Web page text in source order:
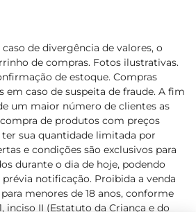
de divergência de valores, o
de compras. Fotos ilustrativas.
de estoque. Compras
em caso de suspeita de fraude. A fim
um maior número de clientes as
de produtos com preços
sua quantidade limitada por
e condições são exclusivos para
durante o dia de hoje, podendo
notificação. Proibida a venda
menores de 18 anos, conforme
inciso II (Estatuto da Criança e do